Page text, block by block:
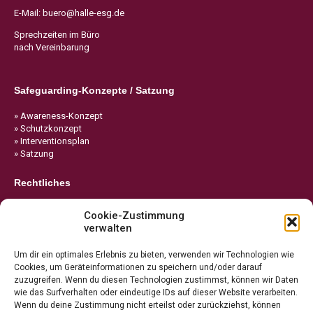
Cookie-Zustimmung
verwalten
Um dir ein optimales Erlebnis zu bieten, verwenden wir Technologien wie
Cookies, um Geräteinformationen zu speichern und/oder darauf
zuzugreifen. Wenn du diesen Technologien zustimmst, können wir Daten
wie das Surfverhalten oder eindeutige IDs auf dieser Website verarbeiten.
Wenn du deine Zustimmung nicht erteilst oder zurückziehst, können
E-Mail: buero@halle-esg.de
Sprechzeiten im Büro
nach Vereinbarung
Safeguarding-Konzepte / Satzung
» Awareness-Konzept
» Schutzkonzept
» Interventionsplan
» Satzung
Rechtliches
» Cookie-Richtlinie